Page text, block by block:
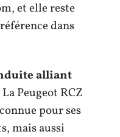
et elle reste
dans
alliant
La Peugeot RCZ
pour ses
mais aussi